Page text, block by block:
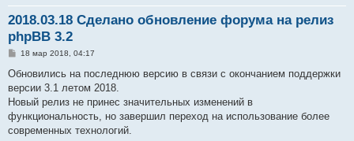
2018.03.18 Сделано обновление форума на релиз
phpBB 3.2
С
о
щ
е
и
е
18 мар 2018, 04:17
Обновились на последнюю версию в связи с окончанием поддержки
версии 3.1 летом 2018.
Новый релиз не принес значительных изменений в
функциональность, но завершил переход на использование более
современных технологий.